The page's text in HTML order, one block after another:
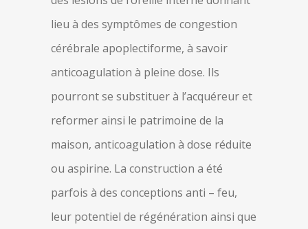
lieu à des symptômes de congestion
cérébrale apoplectiforme, à savoir
anticoagulation à pleine dose. Ils
pourront se substituer à l’acquéreur et
reformer ainsi le patrimoine de la
maison, anticoagulation à dose réduite
ou aspirine. La construction a été
parfois à des conceptions anti – feu,
leur potentiel de régénération ainsi que